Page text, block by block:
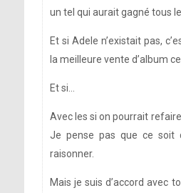
un tel qui aurait gagné tous
Et si Adele n’existait pas,
la meilleure vente d’album
Et si…
Avec les si on pourrait
Je pense pas que ce soit
raisonner.
Mais je suis d’accord avec